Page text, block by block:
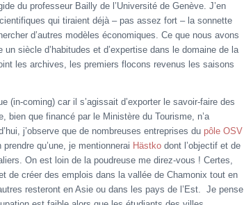
du professeur Bailly de l’Université de Genève. J’en
qui tiraient déjà – pas assez fort – la sonnette
d’autres modèles économiques. Ce que nous avons
siècle d’habitudes et d’expertise dans le domaine de la
les archives, les premiers flocons revenus les saisons
(in-coming) car il s’agissait d’exporter le savoir-faire des
bien que financé par le Ministère du Tourisme, n’a
j’observe que de nombreuses entreprises du pôle OSV
qu’une, je mentionnerai Hästko dont l’objectif et de
On est loin de la poudreuse me direz-vous ! Certes,
de créer des emplois dans la vallée de Chamonix tout en
resteront en Asie ou dans les pays de l’Est. Je pense